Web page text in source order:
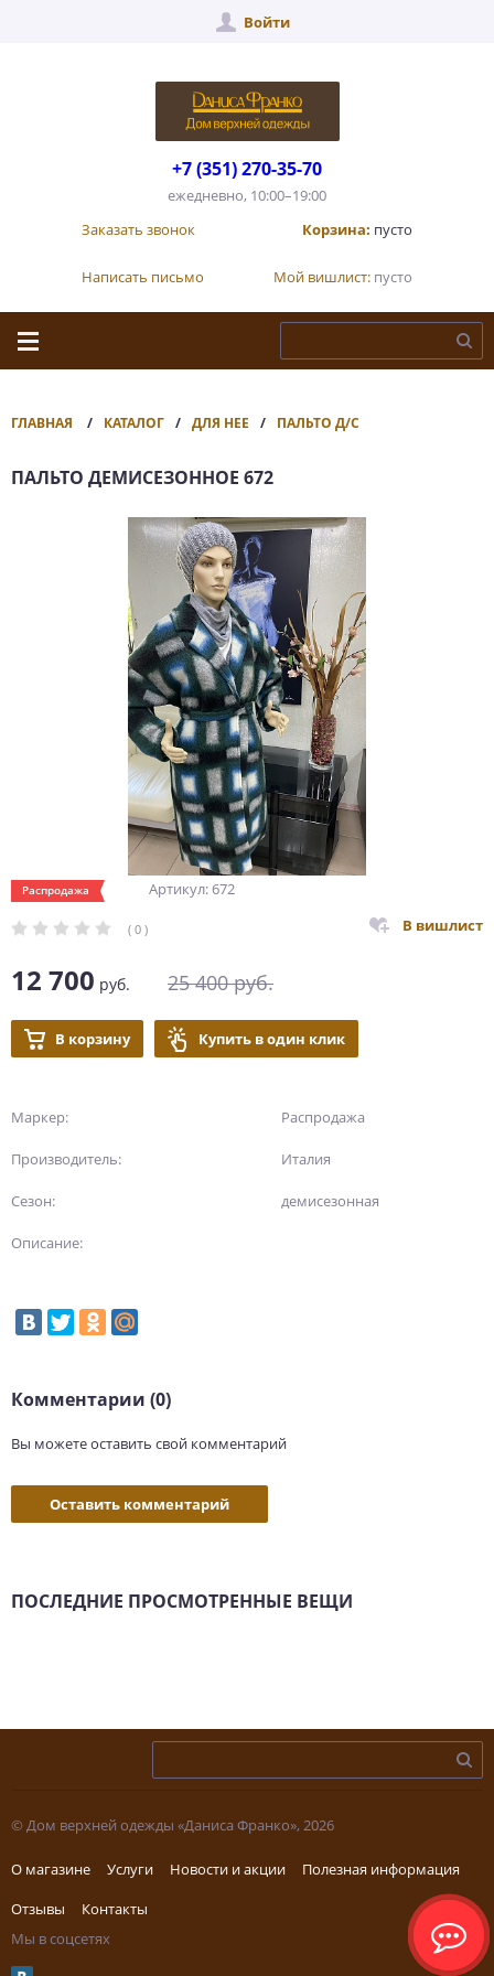
Войти
+7 (351) 270-35-70
ежедневно, 10:00–19:00
Заказать звонок
Написать письмо
Корзина: пусто
Мой вишлист: пусто
ГЛАВНАЯ КАТАЛОГ ДЛЯ НЕЕ ПАЛЬТО Д/С
ПАЛЬТО ДЕМИСЕЗОННОЕ 672
Распродажа Артикул: 672
( 0 ) В вишлист
12 700 руб. 25 400руб.
В корзину Купить в один клик
Маркер: Распродажа
Производитель: Италия
Сезон: демисезонная
Описание:
Комментарии (0)
Вы можете оставить свой комментарий
Оставить комментарий
ПОСЛЕДНИЕ ПРОСМОТРЕННЫЕ ВЕЩИ
© Дом верхней одежды «Даниса Франко», 2026
О магазине Услуги Новости и акции
Полезная информация
Отзывы
Контакты
Мы в соцсетях